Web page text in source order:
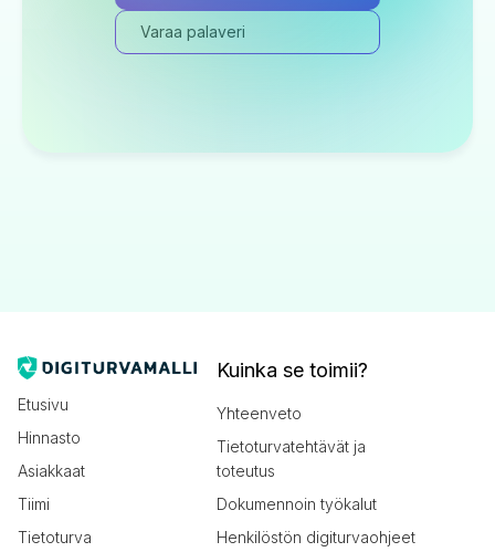
Varaa palaveri
Etusivu
Hinnasto
Asiakkaat
Tiimi
Tietoturva
Kuinka se toimii?
Yhteenveto
Tietoturvatehtävät ja
toteutus
Dokumennoin työkalut
Henkilöstön digiturvaohjeet